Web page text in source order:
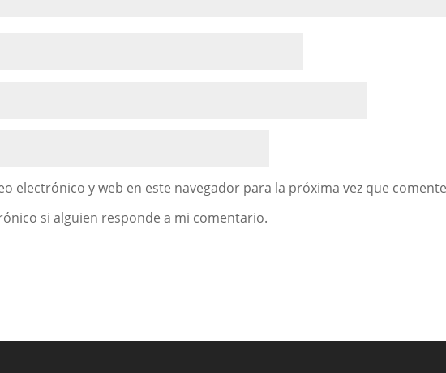
electrónico y web en este navegador para la próxima vez que
si alguien responde a mi comentario.